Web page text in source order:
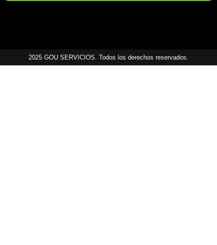
2025 GOU SERVICIOS. Todos los derechos reservados.